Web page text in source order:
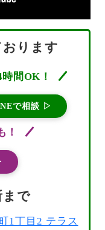
ります
時間OK！
で相談 ▷
！
まで
1丁目2 テラス